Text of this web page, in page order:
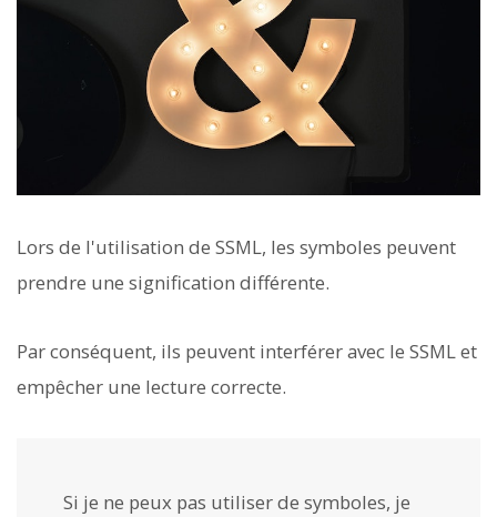
Lors de l'utilisation de SSML, les symboles peuvent
prendre une signification différente.
Par conséquent, ils peuvent interférer avec le SSML et
empêcher une lecture correcte.
Si je ne peux pas utiliser de symboles, je